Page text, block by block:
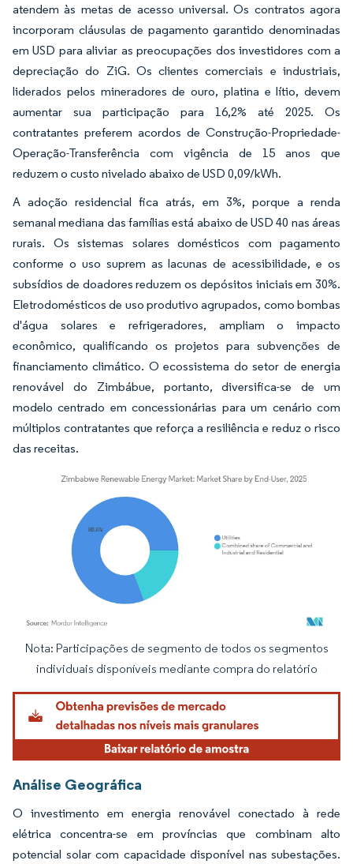
atendem às metas de acesso universal. Os contratos agora
incorporam cláusulas de pagamento garantido denominadas
em USD para aliviar as preocupações dos investidores com a
depreciação do ZiG. Os clientes comerciais e industriais,
liderados pelos mineradores de ouro, platina e lítio, devem
aumentar sua participação para 16,2% até 2025. Os
contratantes preferem acordos de Construção-Propriedade-
Operação-Transferência com vigência de 15 anos que
reduzem o custo nivelado abaixo de USD 0,09/kWh.
A adoção residencial fica atrás, em 3%, porque a renda
semanal mediana das famílias está abaixo de USD 40 nas áreas
rurais. Os sistemas solares domésticos com pagamento
conforme o uso suprem as lacunas de acessibilidade, e os
subsídios de doadores reduzem os depósitos iniciais em 30%.
Eletrodomésticos de uso produtivo agrupados, como bombas
d'água solares e refrigeradores, ampliam o impacto
econômico, qualificando os projetos para subvenções de
financiamento climático. O ecossistema do setor de energia
renovável do Zimbábue, portanto, diversifica-se de um
modelo centrado em concessionárias para um cenário com
múltiplos contratantes que reforça a resiliência e reduz o risco
das receitas.
Imagem © Mordor Intelligence. O reuso requer atribuição conforme CC BY 4.0.
Nota: Participações de segmento de todos os segmentos
individuais disponíveis mediante compra do relatório
Análise Geográfica
O investimento em energia renovável conectado à rede
elétrica concentra-se em províncias que combinam alto
potencial solar com capacidade disponível nas subestações.